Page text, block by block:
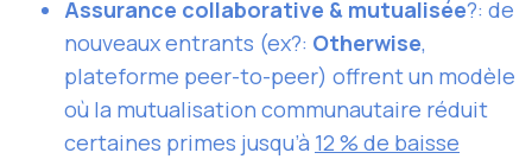
Assurance collaborative & mutualisée?: de
nouveaux entrants (ex?: Otherwise,
plateforme peer-to-peer) offrent un modèle
où la mutualisation communautaire réduit
certaines primes jusqu’à 12 % de baisse